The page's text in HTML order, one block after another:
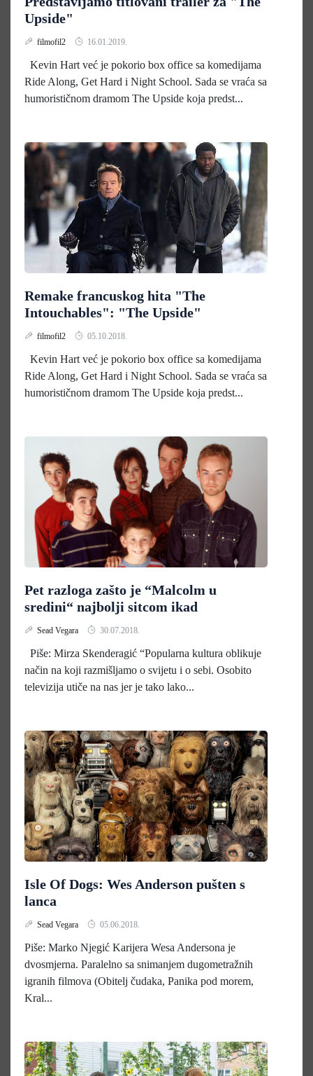
Upside"
filmofil2 16.01.2019.
Kevin Hart već je pokorio box office sa komedijama
Ride Along, Get Hard i Night School. Sada se vraća sa
humorističnom dramom The Upside koja predst...
Remake francuskog hita "The
Intouchables": "The Upside"
filmofil2 05.10.2018.
Kevin Hart već je pokorio box office sa komedijama
Ride Along, Get Hard i Night School. Sada se vraća sa
humorističnom dramom The Upside koja predst...
Pet razloga zašto je “Malcolm u
sredini“ najbolji sitcom ikad
Sead Vegara 30.07.2018.
Piše: Mirza Skenderagić “Popularna kultura oblikuje
način na koji razmišljamo o svijetu i o sebi. Osobito
televizija utiče na nas jer je tako lako...
Isle Of Dogs: Wes Anderson pušten s
lanca
Sead Vegara 05.06.2018.
Piše: Marko Njegić Karijera Wesa Andersona je
dvosmjerna. Paralelno sa snimanjem dugometražnih
igranih filmova (Obitelj čudaka, Panika pod morem,
Kral...